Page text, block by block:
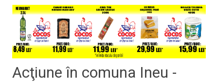
Acţiune în comuna Ineu -